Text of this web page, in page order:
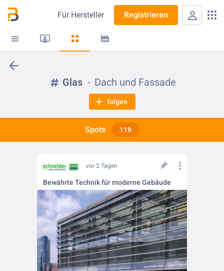
Für Hersteller Registrieren
Glas Dach und Fassade
folgen
Spots 119
vor 2 Tagen
Bewährte Technik für moderne Gebäude